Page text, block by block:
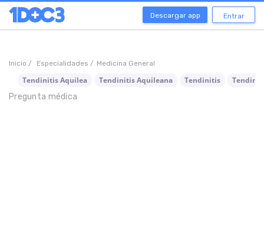
Descargar app Entrar
Inicio / Especialidades / Medicina General
Tendinitis Aquilea Tendinitis Aquileana Tendinitis
Pregunta médica